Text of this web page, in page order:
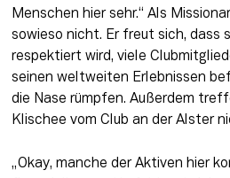
Menschen hier sehr.“ Als
sowieso nicht. Er freut sich, dass
respektiert wird, viele
seinen weltweiten Erlebnissen
die Nase rümpfen. Außerdem
Klischee vom Club an der Alster
„Okay, manche der Aktiven hier